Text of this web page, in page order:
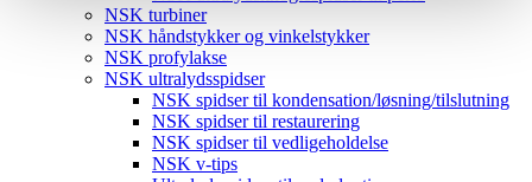
NSK turbiner
NSK håndstykker og vinkelstykker
NSK profylakse
NSK ultralydsspidser
NSK spidser til kondensation/løsning/tilslutning
NSK spidser til restaurering
NSK spidser til vedligeholdelse
NSK v-tips